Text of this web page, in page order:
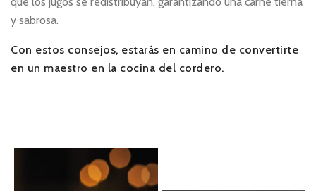
y sabrosa.
Con estos consejos, estarás en camino de convertirte
en un maestro en la cocina del cordero.